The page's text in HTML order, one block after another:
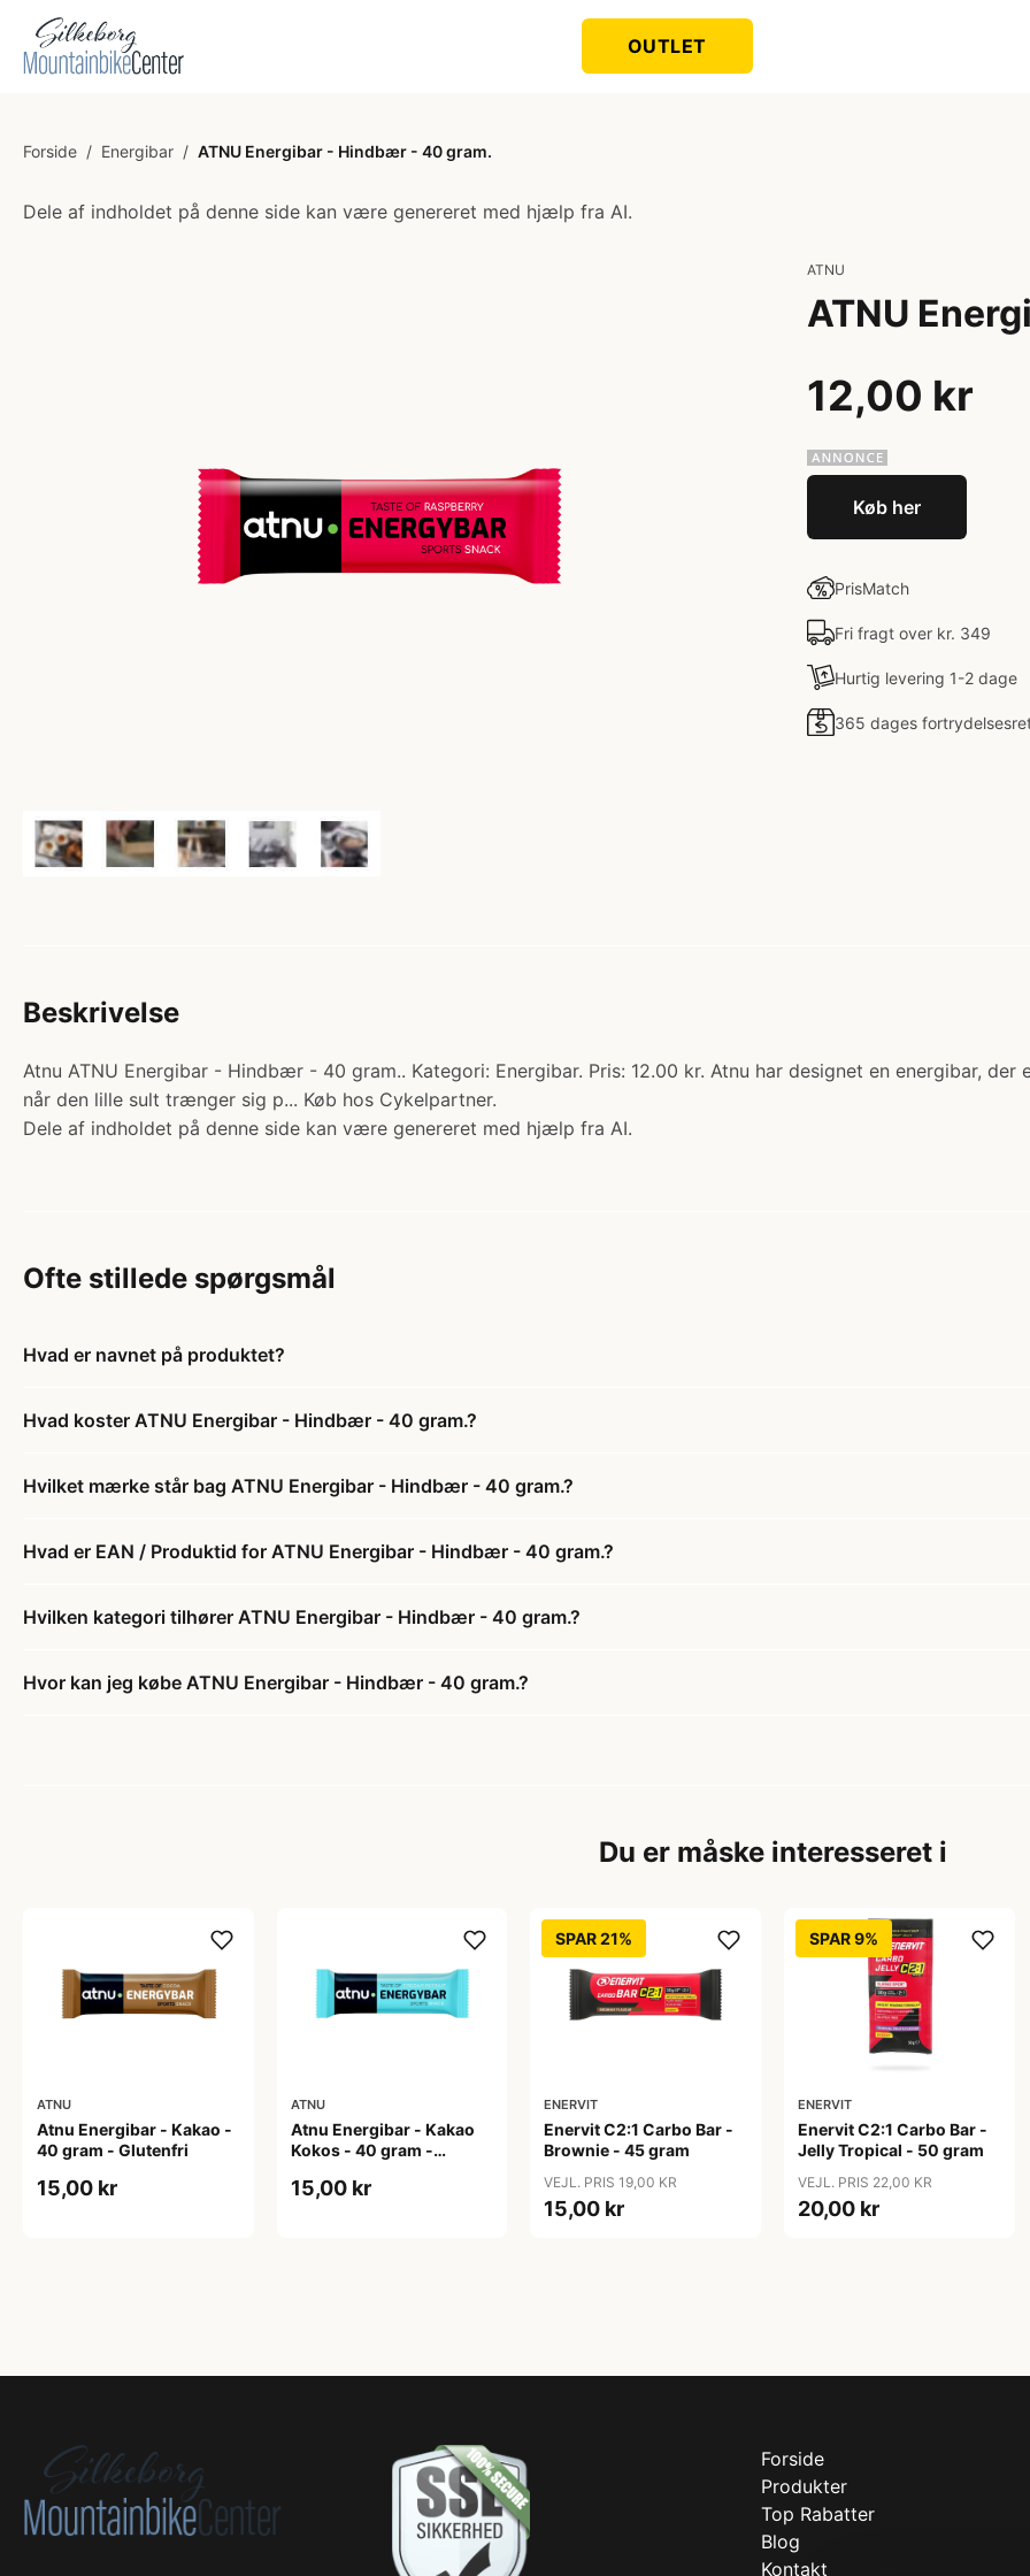
OUTLET
Forside / Energibar / ATNU Energibar - Hindbær - 40 gram.
Dele af indholdet på denne side kan være genereret med hjælp fra AI.
ATNU
ATNU
12,00 kr
Køb her
PrisMatch
Fri fragt over kr. 349
Hurtig levering 1-2 dage
365 dages
Beskrivelse
Atnu ATNU Energibar - Hindbær - 40 gram.. Kategori: Energibar. Pris: 12.00 kr. Atnu har designet en energibar,
når den lille sult trænger sig p... Køb hos Cykelpartner.
Dele af indholdet på denne side kan være genereret med hjælp fra AI.
Ofte stillede spørgsmål
Hvad er navnet på produktet?
Hvad koster ATNU Energibar - Hindbær - 40 gram.?
Hvilket mærke står bag ATNU Energibar - Hindbær - 40 gram.?
Hvad er EAN / Produktid for ATNU Energibar - Hindbær - 40 gram.?
Hvilken kategori tilhører ATNU Energibar - Hindbær - 40 gram.?
Hvor kan jeg købe ATNU Energibar - Hindbær - 40 gram.?
Du er måske interesseret i
ATNU
Atnu Energibar - Kakao -
40 gram - Glutenfri
15,00 kr
ATNU
Atnu Energibar - Kakao
Kokos - 40 gram -
15,00 kr
SPAR 21%
ENERVIT
Enervit C2:1 Carbo Bar -
Brownie - 45 gram
VEJL. PRIS 19,00 KR
15,00 kr
SPAR 9%
ENERVIT
Enervit C2:1 Carbo Bar -
Jelly Tropical - 50 gram
VEJL. PRIS 22,00 KR
20,00 kr
Forside
Produkter
Top Rabatter
Blog
Kontakt